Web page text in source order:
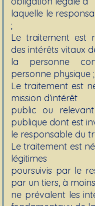
laquelle le
;
Le traitement est
des intérêts vitaux
la personne
personne physique ;
Le traitement est
mission d’intérêt
public ou
publique dont est
le responsable du
Le traitement est
légitimes
poursuivis par le
par un tiers, à
ne prévalent les